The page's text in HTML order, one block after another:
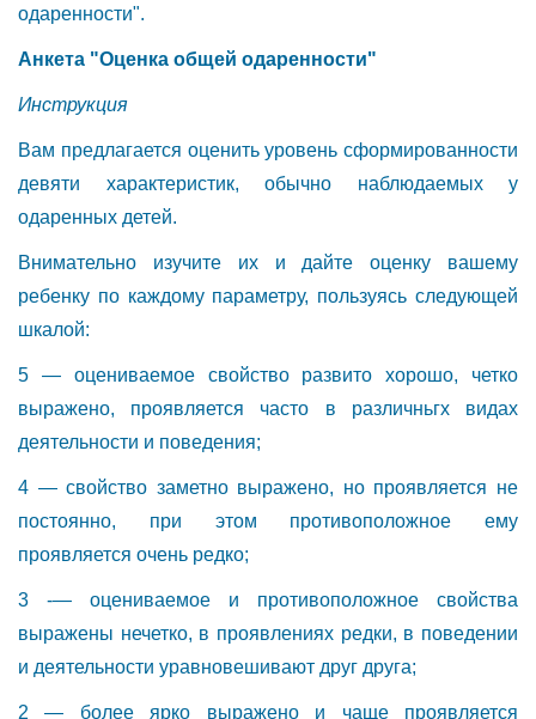
одаренности".
Анкета "Оценка общей одаренности"
Инструкция
Вам предлагается оценить уровень сформированности
девяти характеристик, обычно наблюдаемых у
одаренных детей.
Внимательно изучите их и дайте оценку вашему
ребенку по каждому параметру, пользуясь следующей
шкалой:
5 — оцениваемое свойство развито хорошо, четко
выражено, проявляется часто в различньгх видах
деятельности и поведения;
4 — свойство заметно выражено, но проявляется не
постоянно, при этом противоположное ему
проявляется очень редко;
3 -— оцениваемое и противоположное свойства
выражены нечетко, в проявлениях редки, в поведении
и деятельности уравновешивают друг друга;
2 — более ярко выражено и чаще проявляется